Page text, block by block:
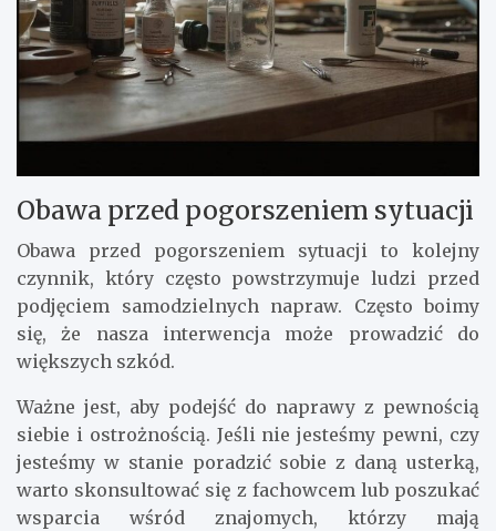
Obawa przed pogorszeniem sytuacji
Obawa przed pogorszeniem sytuacji to kolejny
czynnik, który często powstrzymuje ludzi przed
podjęciem samodzielnych napraw. Często boimy
się, że nasza interwencja może prowadzić do
większych szkód.
Ważne jest, aby podejść do naprawy z pewnością
siebie i ostrożnością. Jeśli nie jesteśmy pewni, czy
jesteśmy w stanie poradzić sobie z daną usterką,
warto skonsultować się z fachowcem lub poszukać
wsparcia wśród znajomych, którzy mają